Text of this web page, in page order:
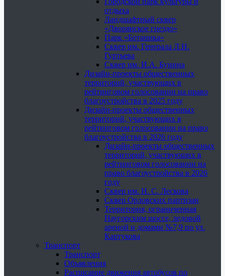
отдыха
Ландшафтный сквер
«Дворянское гнездо»
Парк «Ботаника»
Сквер им. Генерала Л.Н.
Гуртьева
Сквер им. И.А. Бунина
Дизайн-проекты общественных
территорий, участвующих в
рейтинговом голосовании на право
благоустройства в 2025 году
Дизайн-проекты общественных
территорий, участвующих в
рейтинговом голосовании на право
благоустройства в 2026 году
Дизайн-проекты общественных
территорий, участвующих в
рейтинговом голосовании на
право благоустройства в 2026
году
Сквер им. Н. С. Лескова
Сквер Орловских партизан
Территория, ограниченная
Наугорским шоссе, ледовой
ареной и домами №7,9 по ул.
Картукова
Транспорт
Транспорт
Объявления
Расписание движения автобусов по